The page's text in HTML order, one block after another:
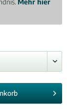
Mehr hier